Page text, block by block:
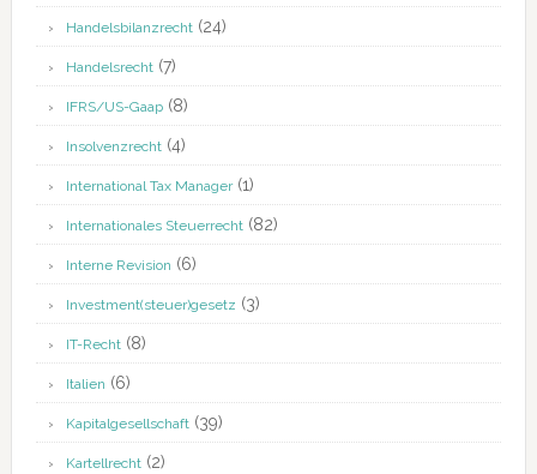
Handelsbilanzrecht(24)
Handelsrecht(7)
IFRS/US-Gaap(8)
Insolvenzrecht(4)
International Tax Manager(1)
Internationales Steuerrecht(82)
Interne Revision (6)
Investment(steuer)gesetz (3)
IT-Recht(8)
Italien (6)
Kapitalgesellschaft(39)
Kartellrecht(2)